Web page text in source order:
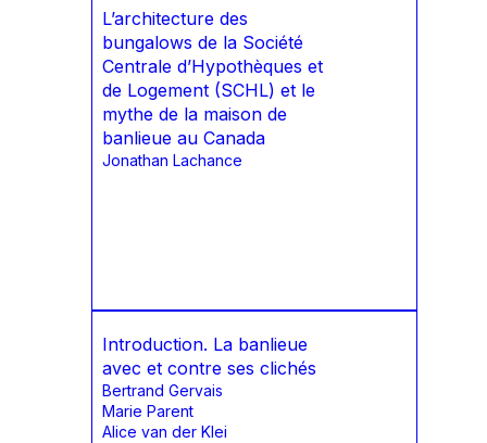
L’architecture des
bungalows de la Société
Centrale d’Hypothèques et
de Logement (SCHL) et le
mythe de la maison de
banlieue au Canada
Jonathan Lachance
Introduction. La banlieue
avec et contre ses clichés
Bertrand Gervais
Marie Parent
Alice van der Klei